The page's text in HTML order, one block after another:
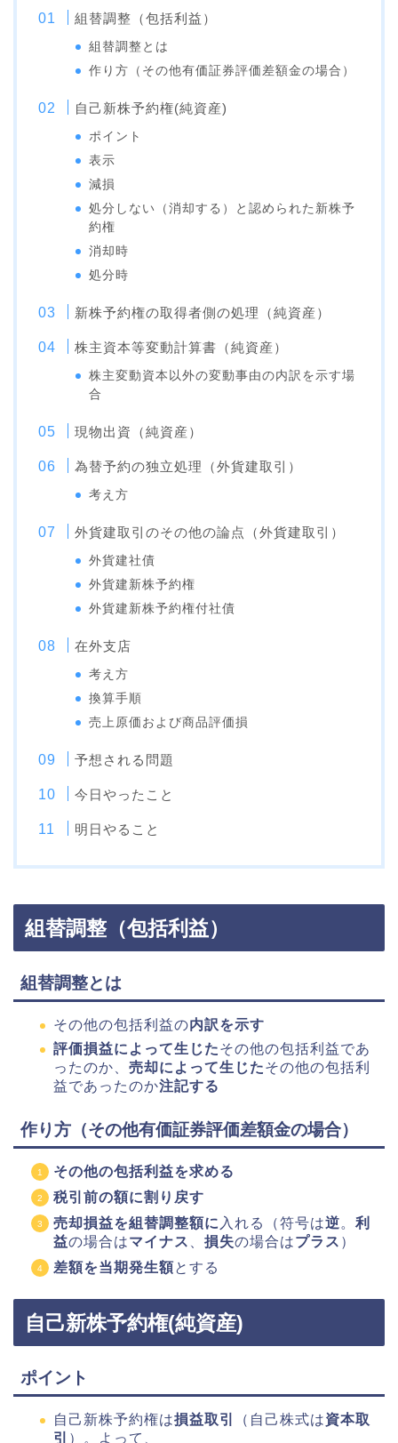
組替調整（包括利益）
組替調整とは
作り方（その他有価証券評価差額金の場合）
自己新株予約権(純資産)
ポイント
表示
減損
処分しない（消却する）と認められた新株予
約権
消却時
処分時
新株予約権の取得者側の処理（純資産）
株主資本等変動計算書（純資産）
株主変動資本以外の変動事由の内訳を示す場
合
現物出資（純資産）
為替予約の独立処理（外貨建取引）
考え方
外貨建取引のその他の論点（外貨建取引）
外貨建社債
外貨建新株予約権
外貨建新株予約権付社債
在外支店
考え方
換算手順
売上原価および商品評価損
予想される問題
今日やったこと
明日やること
組替調整（包括利益）
組替調整とは
その他の包括利益の内訳を示す
評価損益によって生じたその他の包括利益であ
ったのか、 売却によって生じたその他の包括利
益であったのか注記する
作り方（その他有価証券評価差額金の場合）
その他の包括利益を求める
税引前の額に割り戻す
売却損益を組替調整額に 入れる（符号は逆。 利
益の場合はマイナス 損失の場合はプラス ）
差額を当期発生額とする
自己新株予約権(純資産)
ポイント
自己新株予約権は損益取引 （自己株式は資本取
引 ）。よって、